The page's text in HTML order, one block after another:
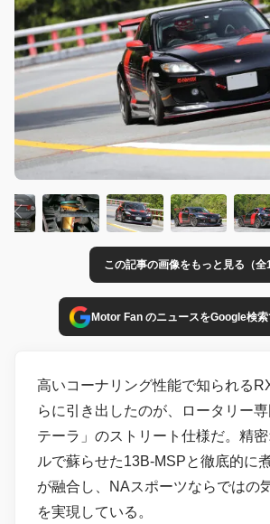
この記事の画像をもっと見る（全
Motor Fan のニュースをGoogle検
高いコーナリング性能で知られる
らに引き出したのが、ロータリー
テーラ」のストリート仕様だ。精
ルで蘇らせた13B-MSPと徹底的に
が融合し、NAスポーツならではの
を実現している。